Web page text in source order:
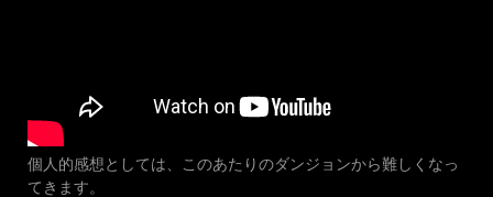
個人的感想としては、このあたりのダンジョンから難しくなっ
てきます。